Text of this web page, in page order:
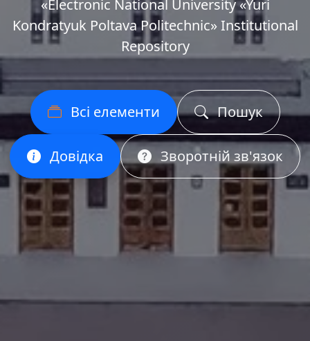
«Еlectronic National University «Yuri
Kondratyuk Poltava Politechnic» Institutional
Repository
Всі елементи Пошук
Довідка Зворотній зв'язок